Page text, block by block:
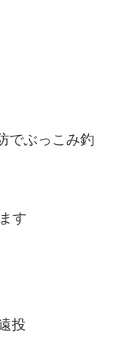
でぶっこみ釣
す
投